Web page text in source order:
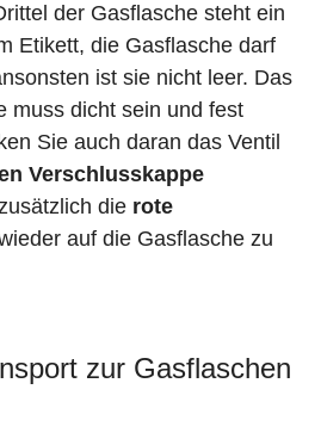
der Gasflasche steht ein
Etikett, die Gasflasche darf
ist sie nicht leer. Das
muss dicht sein und fest
Sie auch daran das Ventil
Verschlusskappe
die rote
auf die Gasflasche zu
zur Gasflaschen